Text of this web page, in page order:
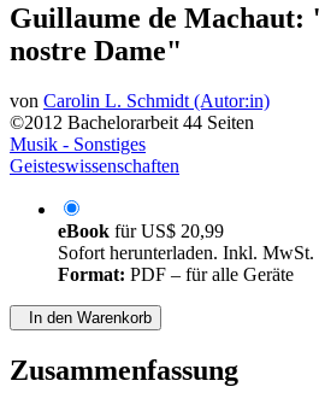
Guillaume de Machaut:
nostre Dame"
von Carolin L. Schmidt (Autor:in)
©2012 Bachelorarbeit 44 Seiten
Musik - Sonstiges
Geisteswissenschaften
eBook fürUS$ 20,99
Sofort herunterladen. Inkl. MwSt.
Format: PDF – für alle Geräte
In den Warenkorb
Zusammenfassung